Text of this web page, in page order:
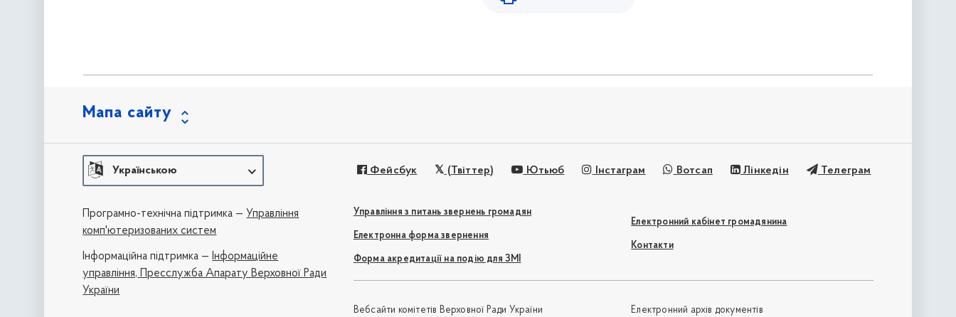
Мапа сайту
Українською Фейсбук (Твіттер) Ютьюб Інстаграм Вотсап Лінкедін Телеграм
Управління з питань звернень громадян
Електронна форма звернення
Форма акредитації на подію для ЗМІ
Електронний кабінет громадянина
Контакти
Вебсайти комітетів Верховної Ради України Електронний архів документів
Програмно-технічна підтримка — Управління
комп'ютеризованих систем
Iнформаційна підтримка — Інформаційне
управління, Пресслужба Апарату Верховної Ради
України